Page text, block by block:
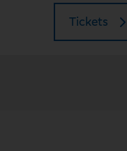
Tickets